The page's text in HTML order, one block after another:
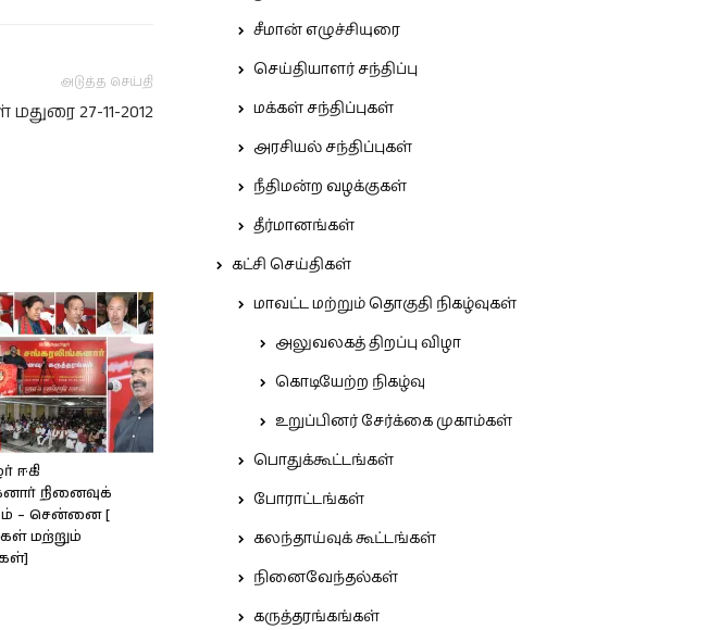
அடுத்த செய்தி
27-11-2012
ஈகி
நினைவுக்
– சென்னை [
மற்றும்
சீமான் எழுச்சியுரை
செய்தியாளர் சந்திப்பு
மக்கள் சந்திப்புகள்
அரசியல் சந்திப்புகள்
நீதிமன்ற வழக்குகள்
தீர்மானங்கள்
கட்சி செய்திகள்
மாவட்ட மற்றும் தொகுதி நிகழ்வுகள்
அலுவலகத் திறப்பு விழா
கொடியேற்ற நிகழ்வு
உறுப்பினர் சேர்க்கை முகாம்கள்
பொதுக்கூட்டங்கள்
போராட்டங்கள்
கலந்தாய்வுக் கூட்டங்கள்
நினைவேந்தல்கள்
கருத்தரங்கங்கள்